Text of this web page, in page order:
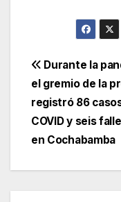
de
Durante la
el gremio de la
registró 86
COVID y seis
en Cochabamba